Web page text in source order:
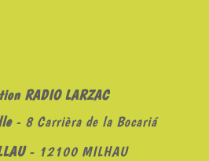
RADIO LARZAC
- 8 Carrièra de la Bocariá
- 12100 MILHAU